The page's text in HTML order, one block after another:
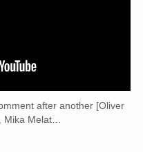
after another [Oliver
Mika Melat…